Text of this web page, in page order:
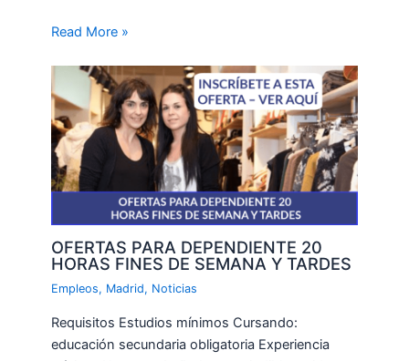
Read More »
OFERTAS PARA DEPENDIENTE 20
HORAS FINES DE SEMANA Y TARDES
Empleos, Madrid, Noticias
Requisitos Estudios mínimos Cursando:
educación secundaria obligatoria Experiencia